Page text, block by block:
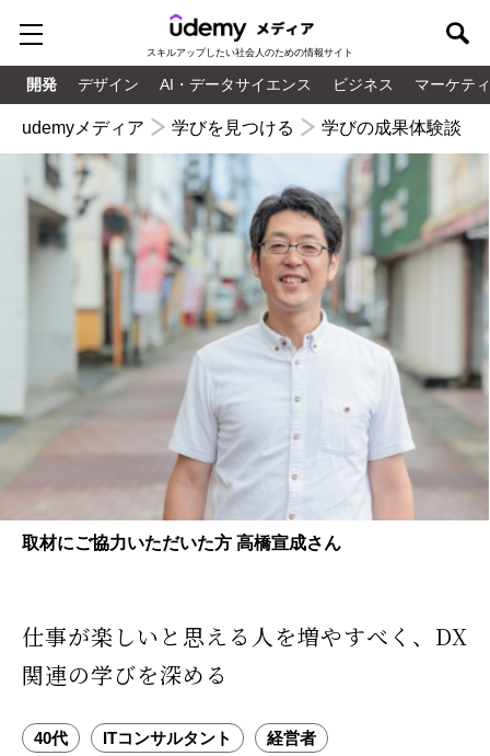
スキルアップしたい社会人のための情報サイト
開発 デザイン AI・データサイエンス ビジネス マーケテ
udemyメディア 学びを見つける 学びの成果体験談
取材にご協力いただいた方 高橋宣成さん
仕事が楽しいと思える人を増やすべく、 DX
関連の学びを深める
40代 ITコンサルタント 経営者